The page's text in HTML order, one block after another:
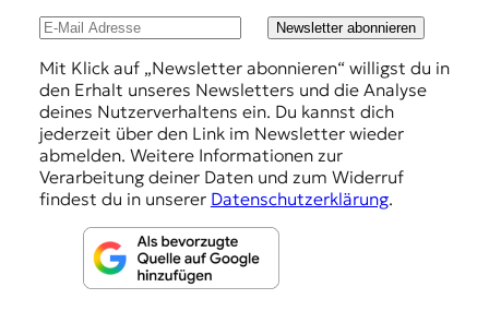
Newsletter abonnieren
Mit Klick auf „Newsletter abonnieren“ willigst du in
den Erhalt unseres Newsletters und die Analyse
deines Nutzerverhaltens ein. Du kannst dich
jederzeit über den Link im Newsletter wieder
abmelden. Weitere Informationen zur
Verarbeitung deiner Daten und zum Widerruf
findest du in unserer Datenschutzerklärung.